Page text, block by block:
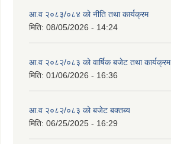
आ.व २०८३/०८४ को नीति तथा कार्यक्रम
मिति: 08/05/2026 - 14:24
आ.व २०८२/०८३ को वार्षिक बजेट तथा कार्यक्रम
मिति: 01/06/2026 - 16:36
आ.व २०८२/०८३ को बजेट बक्तब्य
मिति: 06/25/2025 - 16:29